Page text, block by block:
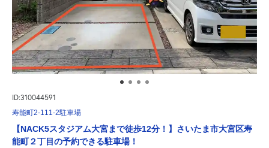
ID:310044591
寿能町2-111-2駐車場
【NACK5スタジアム大宮まで徒歩12分！】さいたま市大宮区寿
能町２丁目の予約できる駐車場！